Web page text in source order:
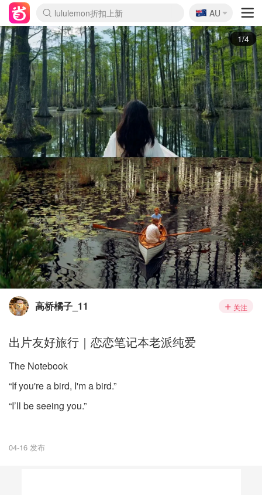
lululemon折扣上新
Sasa美妆护肤3.5折
SSENSE年中2.5折
FreshBeauty好价汇总
Cettire降价+叠9折
WWS Coles超市实拍
viagogo二手票捡漏
Myer折扣汇总
The Outnet奢牌1折起
David Jones 3折起
Flannels大牌1折
Perfumes Club护肤1折
AMIRO面罩$251
Amazon折扣汇总
eToro入金$200送$50
Amazon数码好物
ICONIC本周7.5折
ThedoubleF高奢地板价
Moose Knuckles 6折
EUFY摄像头$98
Selenichast首饰2折
Trip机票酒店促销
YSL送5件彩妆礼
Amazon家居好物
Amazon美妆护肤
雅漾大喷$8
过敏原检测盒$33
科颜氏高保湿面霜$29
SEALIFE海洋馆门票6折
丝塔芙大白罐$16
订阅Newsletter送香薰
Cult Beauty 6.8折
Harrods圣诞日历$525
LN-CC奢牌私促3折
d'Alba空姐喷雾$16
EVE LOM套装£56
Bernardelli独家4折
Adore Beauty 6折起
CT圣诞日历
Mytheresa奢品2.7折
Luxury Escapes 9折
Currentbody美容仪$881
MOON Garden Live
Roborock扫地机$649
Valentino官网5折
CR洗护套装$23
修丽可4件套$159
GANNI官网4.5折
Stylevana韩妆4折
Tessabit高奢8.5折
OGX洗发水$11
Amazon阿德莱德次日达
卡诗8.5折+赠礼
Philips Hue灯具8折
La Mer送8件礼值$529
🇦🇺
AU
2/4
高桥橘子_11 关注
出片友好旅行｜恋恋笔记本老派纯爱
The Notebook
“If you're a bird, I'm a bird.”
“I’ll be seeing you.”
04-16 发布